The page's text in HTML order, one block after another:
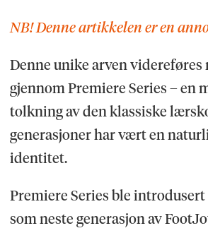
NB! Denne artikkelen er en
Denne unike arven videreføres
gjennom Premiere Series – en
tolkning av den klassiske
generasjoner har vært en
identitet.
Premiere Series ble
som neste generasjon av